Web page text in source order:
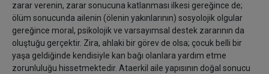
zarar verenin, zarar sonucuna katlanması ilkesi gereğince de;
ölüm sonucunda ailenin (ölenin yakınlarının) sosyolojik olgular
gereğince moral, psikolojik ve varsayımsal destek zararının da
oluştuğu gerçektir. Zira, ahlaki bir görev de olsa; çocuk belli bir
yaşa geldiğinde kendisiyle kan bağı olanlara yardım etme
zorunluluğu hissetmektedir. Ataerkil aile yapısının doğal sonucu